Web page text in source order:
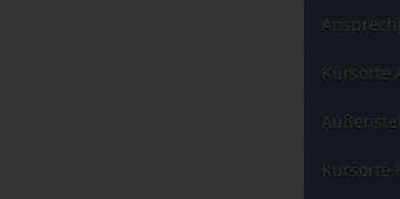
Kursorte
Kursorte